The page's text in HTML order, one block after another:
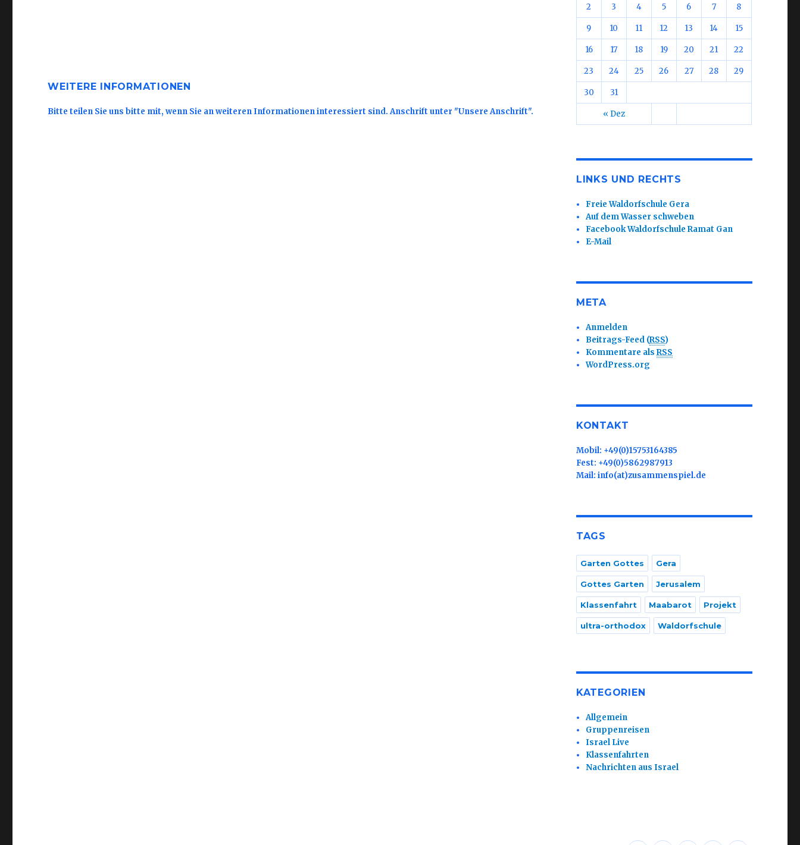
WEITERE INFORMATIONEN
Bitte teilen Sie uns bitte mit, wenn Sie an weiteren Informationen interessiert sind. Anschrift unter "Unsere Anschrift". « Dez
2 3 4 5 6 7 8
9 10 11 12 13 14 15
16 17 18 19 20 21 22
23 24 25 26 27 28 29
30 31
LINKS UND RECHTS
Freie Waldorfschule Gera
Auf dem Wasser schweben
Facebook Waldorfschule Ramat Gan
E-Mail
META
Anmelden
Beitrags-Feed (RSS)
Kommentare alsRSS
WordPress.org
KONTAKT
Mobil: +49(0)15753164385
Fest: +49(0)5862987913
Mail: info(at)zusammenspiel.de
TAGS
Garten Gottes Gera
Gottes Garten Jerusalem
Klassenfahrt Maabarot Projekt
ultra-orthodox Waldorfschule
KATEGORIEN
Allgemein
Gruppenreisen
Israel Live
Klassenfahrten
Nachrichten aus Israel